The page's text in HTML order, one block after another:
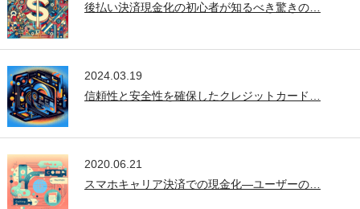
後払い決済現金化の初心者が知るべき驚きの…
2024.03.19
信頼性と安全性を確保したクレジットカード…
2020.06.21
スマホキャリア決済での現金化—ユーザーの…